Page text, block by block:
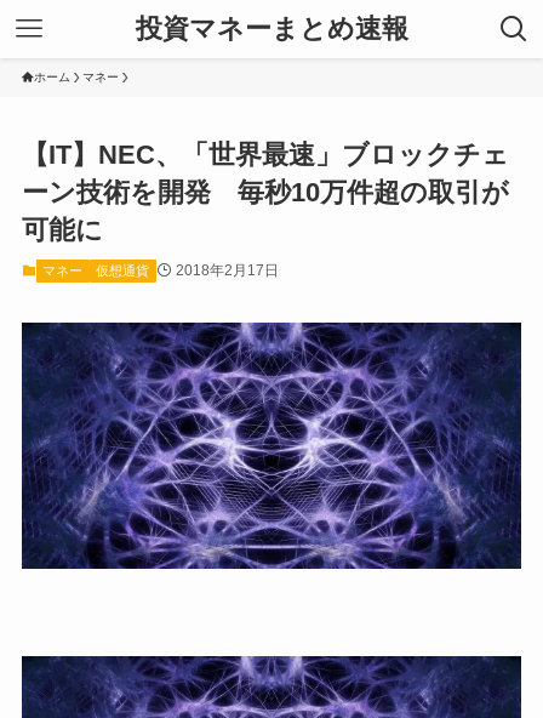
投資マネーまとめ速報
ホーム マネー
【IT】NEC、「世界最速」ブロックチェ
ーン技術を開発 毎秒10万件超の取引が
可能に
マネー 仮想通貨 2018年2月17日